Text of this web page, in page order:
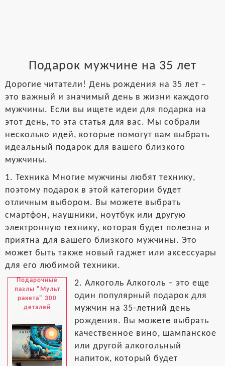
Подарок мужчине на 35 лет
Дорогие читатели! День рождения на 35 лет –
это важный и значимый день в жизни каждого
мужчины. Если вы ищете идеи для подарка на
этот день, то эта статья для вас. Мы собрали
несколько идей, которые помогут вам выбрать
идеальный подарок для вашего близкого
мужчины.
1. Техника Многие мужчины любят технику,
поэтому подарок в этой категории будет
отличным выбором. Вы можете выбрать
смартфон, наушники, ноутбук или другую
электронную технику, которая будет полезна и
приятна для вашего близкого мужчины. Это
может быть также новый гаджет или аксессуары
для его любимой техники.
Подарочные
пазлы "Мульт
ракета" 300
деталей
2. Алкоголь Алкоголь – это еще
один популярный подарок для
мужчин на 35-летний день
рождения. Вы можете выбрать
качественное вино, шампанское
или другой алкогольный
напиток, который будет